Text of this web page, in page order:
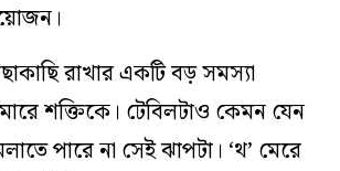
রাখার একটি বড় সমস্যা
শক্তিকে। টেবিলটাও কেমন যেন
পারে না সেই ঝাপটা। ‘থ’ মেরে